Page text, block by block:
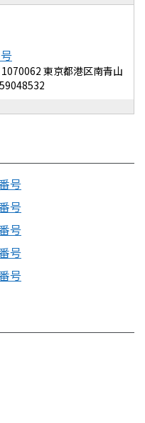
東京都港区南青山
号
号
号
号
号